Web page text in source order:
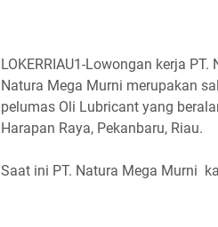
LOKERRIAU1-Lowongan kerja
Natura Mega Murni merupakan
pelumas Oli Lubricant yang
Harapan Raya, Pekanbaru, Riau.
Saat ini PT. Natura Mega Murni